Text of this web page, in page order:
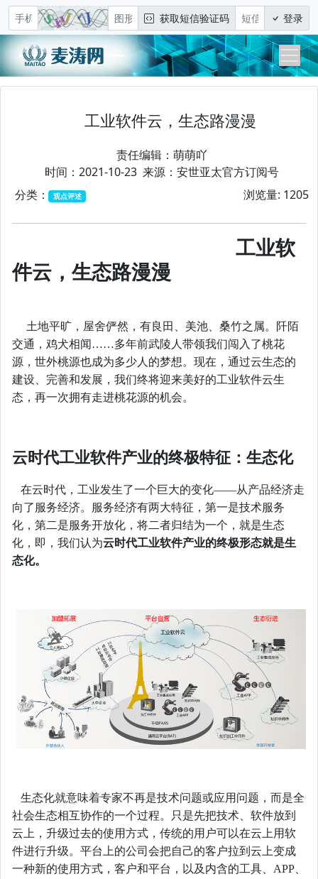
获取短信验证码 登录
工业软件云，生态路漫漫
责任编辑： 萌萌吖
时间：2021-10-23 来源：安世亚太官方订阅号
分类：观点评述 浏览量: 1205
工业软
件云，生态路漫漫
土地平旷，屋舍俨然，有良田、美池、桑竹之属。阡陌
交通，鸡犬相闻……多年前武陵人带领我们闯入了桃花
源，世外桃源也成为多少人的梦想。现在，通过云生态的
建设、完善和发展，我们终将迎来美好的工业软件云生
态，再一次拥有走进桃花源的机会。
云时代工业软件产业的终极特征：生态化
在云时代，工业发生了一个巨大的变化——从产品经济走
向了服务经济。服务经济有两大特征，第一是技术服务
化，第二是服务开放化，将二者归结为一个，就是生态
化，即，我们认为云时代工业软件产业的终极形态就是生
态化。
生态化就意味着专家不再是技术问题或应用问题，而是全
社会生态相互协作的一个过程。只是先把技术、软件放到
云上，升级过去的使用方式，传统的用户可以在云上用软
件进行升级。平台上的公司会把自己的客户拉到云上变成
一种新的使用方式，客户和平台，以及内含的工具、APP、